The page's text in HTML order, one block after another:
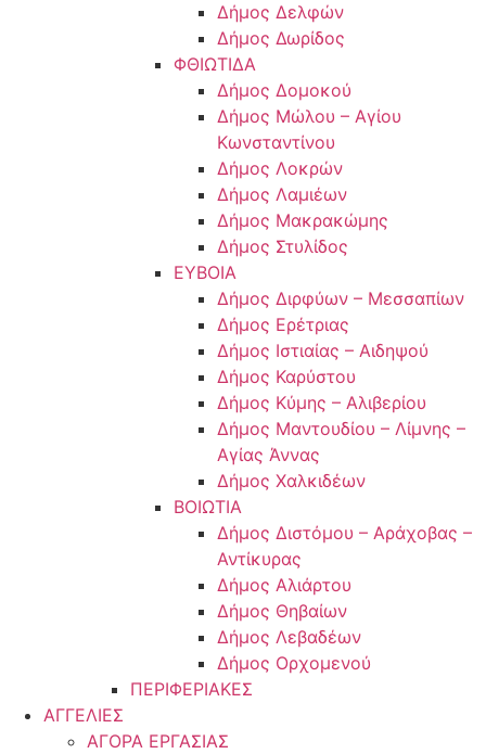
Δήμος Δελφών
Δήμος Δωρίδος
ΦΘΙΩΤΙΔΑ
Δήμος Δομοκού
Δήμος Μώλου – Αγίου
Κωνσταντίνου
Δήμος Λοκρών
Δήμος Λαμιέων
Δήμος Μακρακώμης
Δήμος Στυλίδος
ΕΥΒΟΙΑ
Δήμος Διρφύων – Μεσσαπίων
Δήμος Ερέτριας
Δήμος Ιστιαίας – Αιδηψού
Δήμος Καρύστου
Δήμος Κύμης – Αλιβερίου
Δήμος Μαντουδίου – Λίμνης –
Αγίας Άννας
Δήμος Χαλκιδέων
ΒΟΙΩΤΙΑ
Δήμος Διστόμου – Αράχοβας –
Αντίκυρας
Δήμος Αλιάρτου
Δήμος Θηβαίων
Δήμος Λεβαδέων
Δήμος Ορχομενού
ΠΕΡΙΦΕΡΙΑΚΕΣ
ΑΓΓΕΛΙΕΣ
ΑΓΟΡΑ ΕΡΓΑΣΙΑΣ